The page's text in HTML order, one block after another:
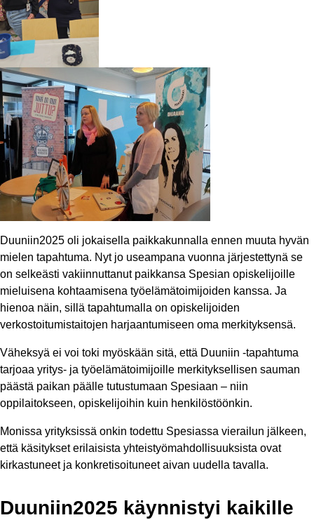
Duuniin2025 oli jokaisella paikkakunnalla ennen muuta hyvän
mielen tapahtuma. Nyt jo useampana vuonna järjestettynä se
on selkeästi vakiinnuttanut paikkansa Spesian opiskelijoille
mieluisena kohtaamisena työelämätoimijoiden kanssa. Ja
hienoa näin, sillä tapahtumalla on opiskelijoiden
verkostoitumistaitojen harjaantumiseen oma merkityksensä.
Väheksyä ei voi toki myöskään sitä, että Duuniin -tapahtuma
tarjoaa yritys- ja työelämätoimijoille merkityksellisen sauman
päästä paikan päälle tutustumaan Spesiaan – niin
oppilaitokseen, opiskelijoihin kuin henkilöstöönkin.
Monissa yrityksissä onkin todettu Spesiassa vierailun jälkeen,
että käsitykset erilaisista yhteistyömahdollisuuksista ovat
kirkastuneet ja konkretisoituneet aivan uudella tavalla.
Duuniin2025 käynnistyi kaikille